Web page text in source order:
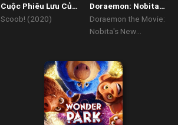
Cuộc Phiêu Lưu Của
ScoobyDoo
Scoob! (2020)
Doraemon: Nobita
Và Những Bạn
Doraemon the Movie:
Nobita's New